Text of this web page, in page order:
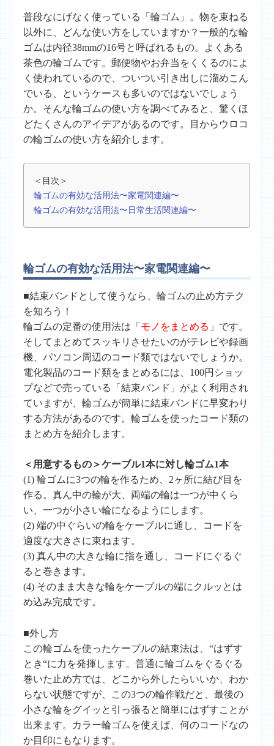
普段なにげなく使っている「輪ゴム」。物を束ねる
以外に、どんな使い方をしていますか？一般的な輪
ゴムは内径38mmの16号と呼ばれるもの。よくある
茶色の輪ゴムです。郵便物やお弁当をくくるのによ
く使われているので、ついつい引き出しに溜めこん
でいる、というケースも多いのではないでしょう
か。そんな輪ゴムの使い方を調べてみると、驚くほ
どたくさんのアイデアがあるのです。目からウロコ
の輪ゴムの使い方を紹介します。
＜目次＞
輪ゴムの有効な活用法〜家電関連編〜
輪ゴムの有効な活用法〜日常生活関連編〜
輪ゴムの有効な活用法〜家電関連編〜
■結束バンドとして使うなら、輪ゴムの止め方テク
を知ろう！
輪ゴムの定番の使用法は「 モノをまとめる 」です。
そしてまとめてスッキリさせたいのがテレビや録画
機、パソコン周辺のコード類ではないでしょうか。
電化製品のコード類をまとめるには、100円ショッ
プなどで売っている「結束バンド」がよく利用され
ていますが、輪ゴムが簡単に結束バンドに早変わり
する方法があるのです。輪ゴムを使ったコード類の
まとめ方を紹介します。
＜用意するもの＞ケーブル1本に対し輪ゴム1本
(1) 輪ゴムに3つの輪を作るため、2ヶ所に結び目を
作る。真ん中の輪が大、両端の輪は一つが中くら
い、一つが小さい輪になるようにします。
(2) 端の中ぐらいの輪をケーブルに通し、コードを
適度な大きさに束ねます。
(3) 真ん中の大きな輪に指を通し、コードにぐるぐ
ると巻きます。
(4) そのまま大きな輪をケーブルの端にクルッとは
め込み完成です。
■外し方
この輪ゴムを使ったケーブルの結束法は、“はずす
とき“に力を発揮します。普通に輪ゴムをぐるぐる
巻いた止め方では、どこから外したらいいか、わか
らない状態ですが、この3つの輪作戦だと、最後の
小さな輪をグイッと引っ張ると簡単にはずすことが
出来ます。カラー輪ゴムを使えば、何のコードなの
か目印にもなります。